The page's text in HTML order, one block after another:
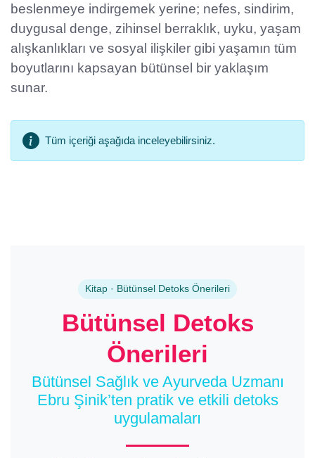
beslenmeye indirgemek yerine; nefes, sindirim,
duygusal denge, zihinsel berraklık, uyku, yaşam
alışkanlıkları ve sosyal ilişkiler gibi yaşamın tüm
boyutlarını kapsayan bütünsel bir yaklaşım
sunar.
Tüm içeriği aşağıda inceleyebilirsiniz.
Kitap · Bütünsel Detoks Önerileri
Bütünsel Detoks
Önerileri
Bütünsel Sağlık ve Ayurveda Uzmanı
Ebru Şinik’ten pratik ve etkili detoks
uygulamaları